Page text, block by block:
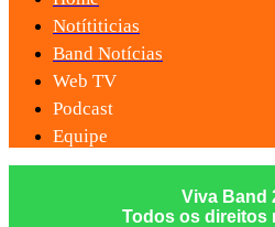
Notítiticias
Band Notícias
Web TV
Podcast
Equipe
Viva Band
Todos os direitos